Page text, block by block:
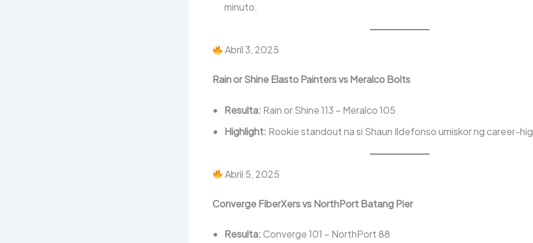
minuto.
Abril 3, 2025
Rain or Shine Elasto Painters vs Meralco Bolts
Resulta: Rain or Shine 113 – Meralco 105
Highlight: Rookie standout na si Shaun Ildefonso umiskor ng career-
Abril 5, 2025
Converge FiberXers vs NorthPort Batang Pier
Resulta:Converge 101 – NorthPort 88